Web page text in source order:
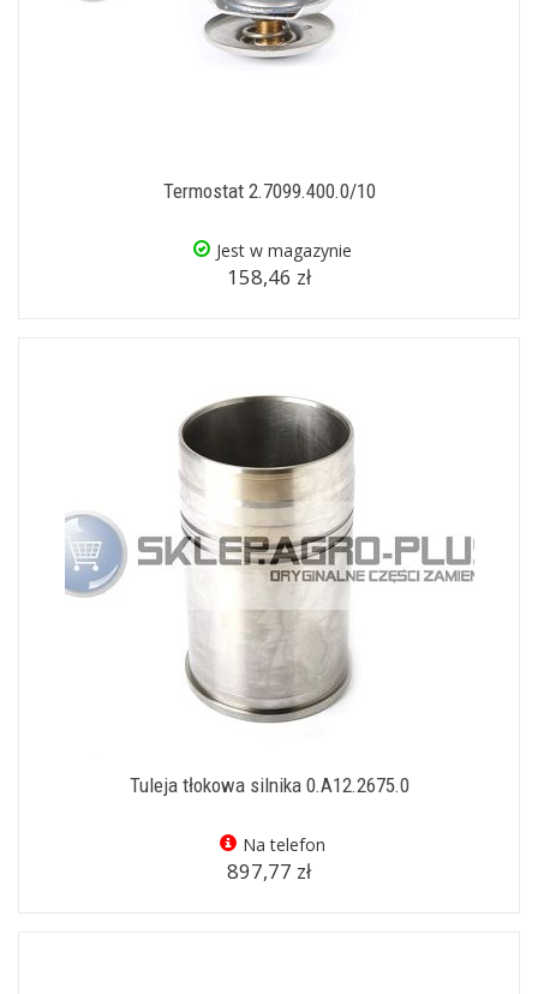
Termostat 2.7099.400.0/10
Jest w magazynie
158,46 zł
Tuleja tłokowa silnika 0.A12.2675.0
Na telefon
897,77 zł